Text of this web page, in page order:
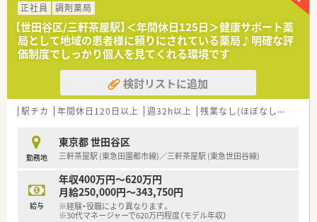
★充実の研修制度！
新卒研修は勿論のこと、キャリアＵＰ研修やe-learning補助制度
など多彩な研修プログラムがございます！
各々の成長フェーズに合わせた研修制度がありますので、安心し
て就業できる環境です！
正社員
調剤薬局
【世田谷区/三軒茶屋駅】＜年間休日125日＞健康サポート薬
局として地域の患者様に頼りにされている薬局♪明確な評
価制度でしっかり個人を見てくれる環境です
検討リストに追加
駅チカ 年間休日120日以上 週32h以上 残業なし(ほぼなし含む)
勤務地
東京都 世田谷区
三軒茶屋駅 (東急田園都市線)／三軒茶屋駅 (東急世田谷線)
給与
年収400万円～620万円
月給250,000円～343,750円
※経験・役職により異なります。
※30代マネージャーで620万円程度（モデル年収）